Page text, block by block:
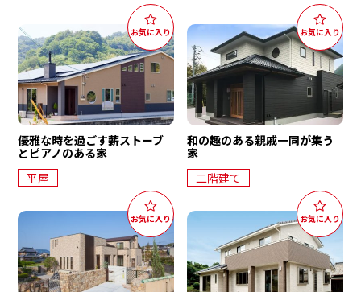
電話相談
優雅な時を過ごす薪ストーブ
とピアノのある家
平屋
和の趣のある親戚一同が集う
家
二階建て